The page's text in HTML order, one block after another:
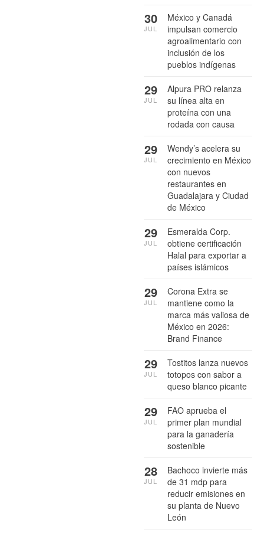
México y Canadá
impulsan comercio
agroalimentario con
inclusión de los
pueblos indígenas
30
JUL
Alpura PRO relanza
su línea alta en
proteína con una
rodada con causa
29
JUL
Wendy’s acelera su
crecimiento en México
con nuevos
restaurantes en
Guadalajara y Ciudad
de México
29
JUL
Esmeralda Corp.
obtiene certificación
Halal para exportar a
países islámicos
29
JUL
Corona Extra se
mantiene como la
marca más valiosa de
México en 2026:
Brand Finance
29
JUL
Tostitos lanza nuevos
totopos con sabor a
queso blanco picante
29
JUL
FAO aprueba el
primer plan mundial
para la ganadería
sostenible
29
JUL
Bachoco invierte más
de 31 mdp para
reducir emisiones en
su planta de Nuevo
León
28
JUL